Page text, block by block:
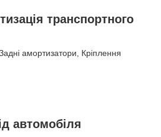
транспортного
Задні амортизатори, Кріплення
автомобіля